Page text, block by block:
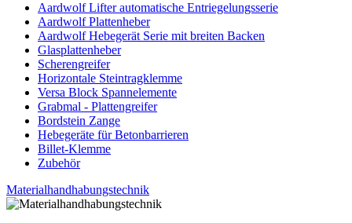
Aardwolf Lifter automatische Entriegelungsserie
Aardwolf Plattenheber
Aardwolf Hebegerät Serie mit breiten Backen
Glasplattenheber
Scherengreifer
Horizontale Steintragklemme
Versa Block Spannelemente
Grabmal - Plattengreifer
Bordstein Zange
Hebegeräte für Betonbarrieren
Billet-Klemme
Zubehör
Materialhandhabungstechnik